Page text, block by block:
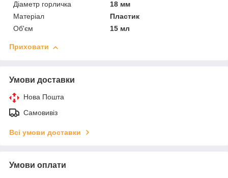
Діаметр горличка
18 мм
Матеріал
Пластик
Об'єм
15 мл
Приховати
Умови доставки
Нова Пошта
Самовивіз
Всі умови доставки
Умови оплати